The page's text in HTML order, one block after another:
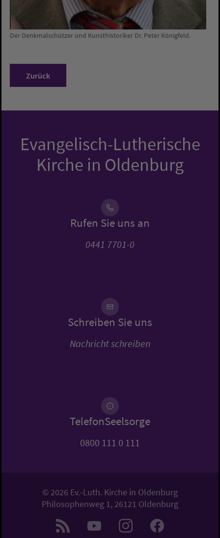
Der Denkmalschützer und Kunsthistoriker Dr. Peter Königfeld.
Zurück
Evangelisch-Lutherische
Kirche in Oldenburg
Rufen Sie uns an
0441 7701-0
Schreiben Sie uns
Nachricht schreiben
TelefonSeelsorge
0800 111 0 111
© 2026 Ev.-Luth. Kirche in Oldenburg
Philosophenweg 1, 26121 Oldenburg